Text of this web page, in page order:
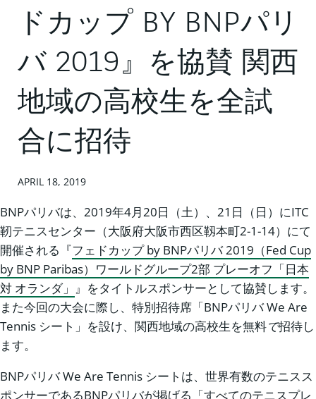
ドカップ BY BNPパリ
バ 2019』を協賛 関西
地域の高校生を全試
合に招待
APRIL 18, 2019
BNPパリバは、2019年4月20日（土）、21日（日）にITC
靭テニスセンター（大阪府大阪市西区靱本町2-1-14）にて
開催される『フェドカップ by BNPパリバ 2019（Fed Cup
by BNP Paribas）ワールドグループ2部 プレーオフ「日本
対 オランダ」 』をタイトルスポンサーとして協賛します。
また今回の大会に際し、特別招待席「BNPパリバ We Are
Tennis シート」を設け、関西地域の高校生を無料で招待し
ます。
BNPパリバ We Are Tennis シートは、世界有数のテニスス
ポンサーであるBNPパリバが掲げる「すべてのテニスプレ